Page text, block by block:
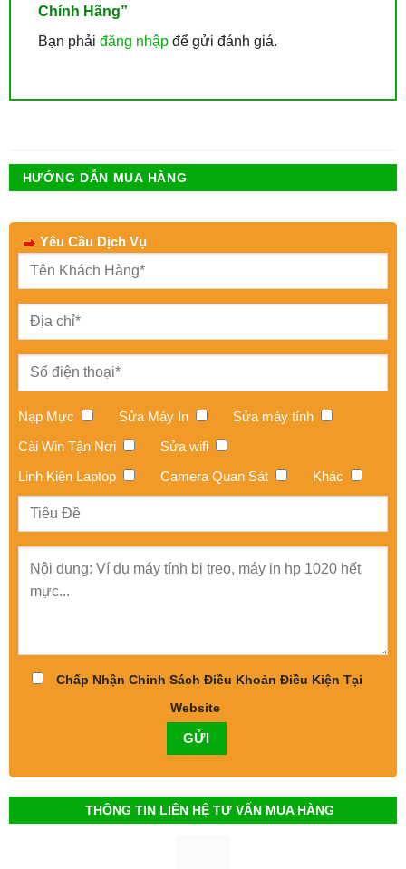
Chính Hãng”
Bạn phải đăng nhậpđể gửi đánh giá.
HƯỚNG DẪN MUA HÀNG
Yêu Cầu Dịch Vụ
Nạp Mực Sửa Máy In
Sửa máy tính
Cài Win Tận Nơi
Sửa wifi
Linh Kiện Laptop
Camera Quan Sát Khác
Chấp Nhận Chinh Sách Điều Khoản Điều Kiện Tại
Website
THÔNG TIN LIÊN HỆ TƯ VẤN MUA HÀNG